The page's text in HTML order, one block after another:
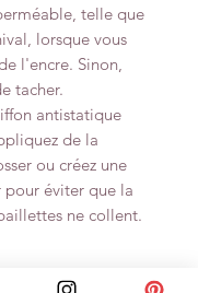
telle que
lorsque vous
l'encre. Sinon,
tacher.
antistatique
de la
ou créez une
pour éviter que la
ne collent.